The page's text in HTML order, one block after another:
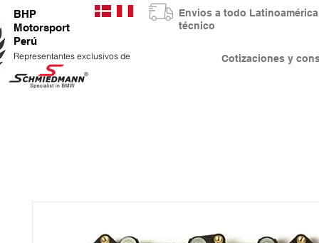
BHP
Motorsport
Perú
Representantes exclusivos de Cotizaciones y
Envios a todo
técnico